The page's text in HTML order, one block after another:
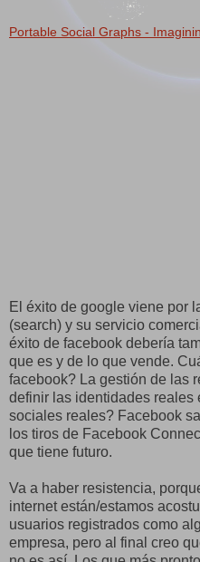
Portable Social Graphs -
El éxito de google viene por
(search) y su servicio
éxito de facebook debería
que es y de lo que vende.
facebook? La gestión de las
definir las identidades reales
sociales reales? Facebook
los tiros de Facebook
que tiene futuro.
Va a haber resistencia,
internet están/estamos
usuarios registrados como
empresa, pero al final creo